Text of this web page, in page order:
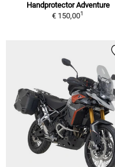
Handprotector Adventure
€ 150,001